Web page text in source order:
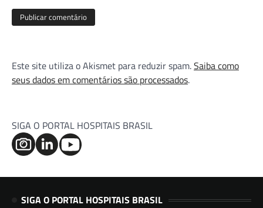
Este site utiliza o Akismet para reduzir spam.Saiba como
seus dados em comentários são processados.
SIGA O PORTAL HOSPITAIS BRASIL
SIGA O PORTAL HOSPITAIS BRASIL